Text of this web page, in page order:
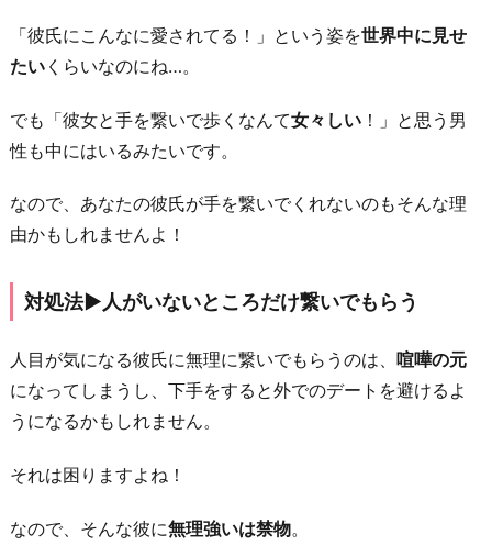
2.
知
合
い
会
っ
ら
ず
か
し
処
「彼氏にこんなに愛されてる！」という姿を世界中に見せ
たい くらいなのにね…。
でも「彼女と手を繋いで歩くなんて女々しい ！」と思う男
性も中にはいるみたいです。
なので、あなたの彼氏が手を繋いでくれないのもそんな理
由かもしれませんよ！
対処法▶︎人がいないところだけ繋いでもらう
人目が気になる彼氏に無理に繋いでもらうのは、 喧嘩の元
になってしまうし、下手をすると外でのデートを避けるよ
うになるかもしれません。
それは困りますよね！
なので、そんな彼に無理強いは禁物。